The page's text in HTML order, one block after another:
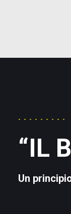
---------
“IL
Un